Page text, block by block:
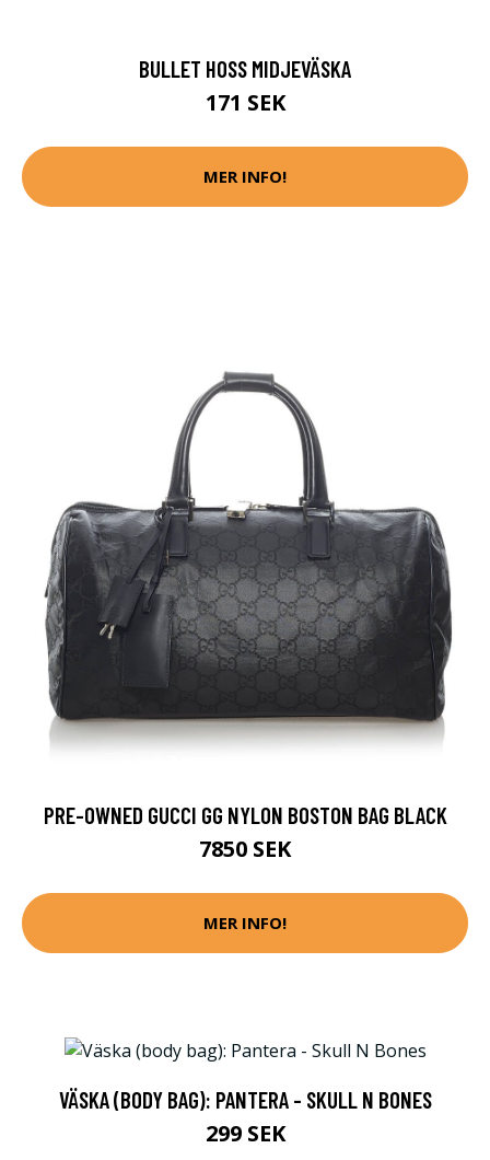
BULLET HOSS MIDJEVÄSKA
171 SEK
MER INFO!
PRE-OWNED GUCCI GG NYLON BOSTON BAG BLACK
7850 SEK
MER INFO!
VÄSKA (BODY BAG): PANTERA - SKULL N BONES
299 SEK